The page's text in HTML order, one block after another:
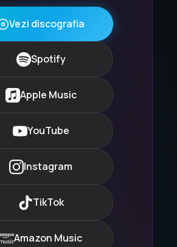
Vezi discografia
Spotify
Apple Music
YouTube
Instagram
TikTok
Amazon Music